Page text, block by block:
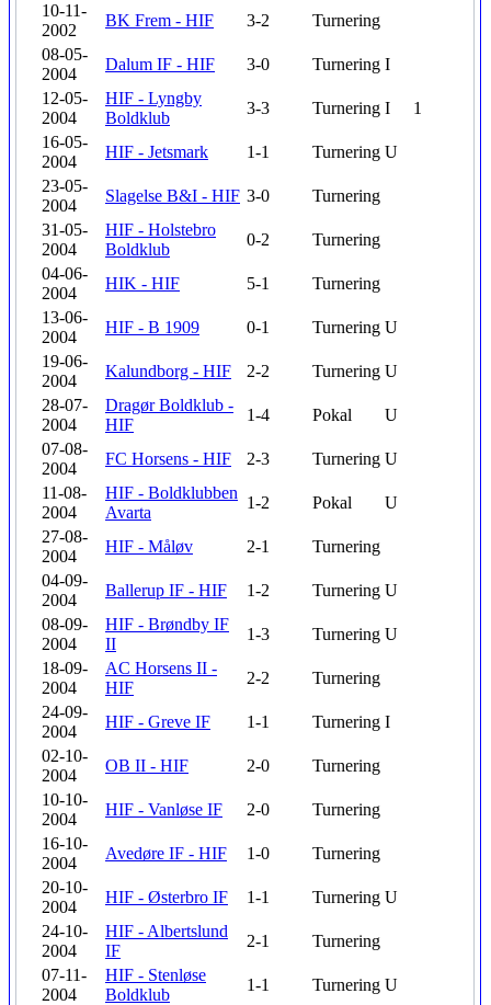
10-11-
2002
BK Frem - HIF 3-2
Turnering
08-05-
2004
Dalum IF - HIF 3-0 Turnering I
12-05-
2004
HIF - Lyngby
Boldklub
3-3 Turnering I
1
16-05-
2004
HIF - Jetsmark 1-1 Turnering U
23-05-
2004
Slagelse B&I - HIF 3-0
Turnering
31-05-
2004
HIF - Holstebro
Boldklub
0-2
Turnering
04-06-
2004
HIK - HIF 5-1
Turnering
13-06-
2004
HIF - B 1909 0-1 Turnering U
19-06-
2004
Kalundborg - HIF 2-2 Turnering U
28-07-
2004
Dragør Boldklub -
HIF
1-4 Pokal
U
07-08-
2004
FC Horsens - HIF 2-3 Turnering U
11-08-
2004
HIF - Boldklubben
Avarta
1-2 Pokal
U
27-08-
2004
HIF - Måløv 2-1
Turnering
04-09-
2004
Ballerup IF - HIF 1-2 Turnering U
08-09-
2004
HIF - Brøndby IF
II
1-3 Turnering U
18-09-
2004
AC Horsens II -
HIF
2-2
Turnering
24-09-
2004
HIF - Greve IF 1-1 Turnering I
02-10-
2004
OB II - HIF 2-0
Turnering
10-10-
2004
HIF - Vanløse IF 2-0
Turnering
16-10-
2004
Avedøre IF - HIF 1-0
Turnering
20-10-
2004
HIF - Østerbro IF 1-1 Turnering U
24-10-
2004
HIF - Albertslund
IF
2-1
Turnering
07-11-
2004
HIF - Stenløse
Boldklub
1-1 Turnering U